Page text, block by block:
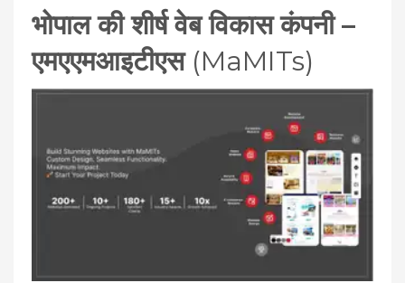
भोपाल की शीर्ष वेब विकास कंपनी –
एमएएमआइटीएस(MaMITs)